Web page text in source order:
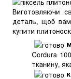
Виготовляючи
деталь, щоб
купити
Cordura
тканину,